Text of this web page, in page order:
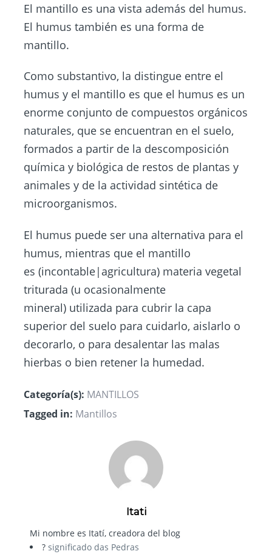
El mantillo es una vista además del humus.
El humus también es una forma de
mantillo.
Como substantivo, la distingue entre el
humus y el mantillo es que el humus es un
enorme conjunto de compuestos orgánicos
naturales, que se encuentran en el suelo,
formados a partir de la descomposición
química y biológica de restos de plantas y
animales y de la actividad sintética de
microorganismos.
El humus puede ser una alternativa para el
humus, mientras que el mantillo
es (incontable|agricultura) materia vegetal
triturada (u ocasionalmente
mineral) utilizada para cubrir la capa
superior del suelo para cuidarlo, aislarlo o
decorarlo, o para desalentar las malas
hierbas o bien retener la humedad.
Categoría(s): MANTILLOS
Tagged in: Mantillos
Itati
Mi nombre es Itatí, creadora del blog
? significado das Pedras